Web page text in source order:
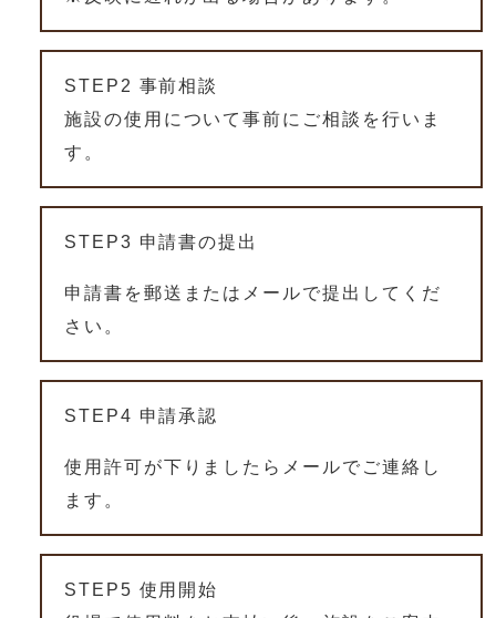
STEP2 事前相談
施設の使用について事前にご相談を行いま
す。
STEP3 申請書の提出
申請書を郵送またはメールで提出してくだ
さい。
STEP4 申請承認
使用許可が下りましたらメールでご連絡し
ます。
STEP5 使用開始